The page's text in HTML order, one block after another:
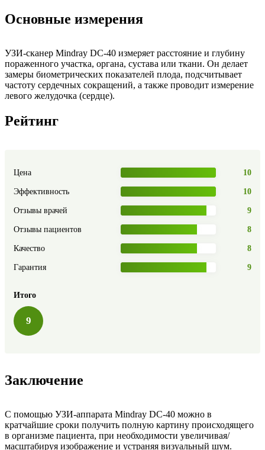
Основные измерения
УЗИ-сканер Mindray DC-40 измеряет расстояние и глубину
пораженного участка, органа, сустава или ткани. Он делает
замеры биометрических показателей плода, подсчитывает
частоту сердечных сокращений, а также проводит измерение
левого желудочка (сердце).
Рейтинг
Цена 10
Эффективность 10
Отзывы врачей 9
Отзывы пациентов 8
Качество 8
Гарантия 9
Итого
9
Заключение
С помощью УЗИ-аппарата Mindray DC-40 можно в
кратчайшие сроки получить полную картину происходящего
в организме пациента, при необходимости увеличивая/
масштабируя изображение и устраняя визуальный шум.